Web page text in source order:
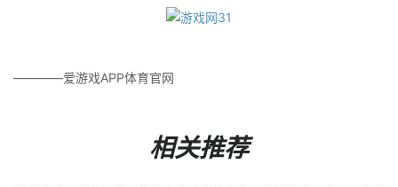
————爱游戏APP体育官网
相关推荐